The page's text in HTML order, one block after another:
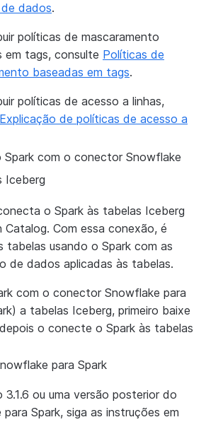
dados.
políticas de mascaramento
em tags, consulte Políticas de
baseadas em tags.
políticas de acesso a linhas,
Explicação de políticas de acesso a
Spark com o conector Snowflake
Iceberg
o Spark às tabelas Iceberg
Com essa conexão, é
tabelas usando o Spark com as
de dados aplicadas às tabelas.
com o conector Snowflake para
a tabelas Iceberg, primeiro baixe
o conecte o Spark às tabelas
para Spark
3.1.6 ou uma versão posterior do
Spark, siga as instruções em